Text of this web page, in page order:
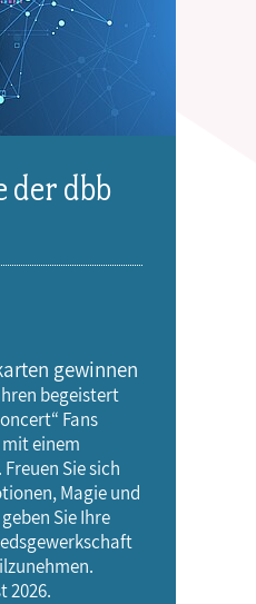
der dbb
gewinnen
begeistert
Fans
einem
Sie sich
Magie und
Sie Ihre
2026.